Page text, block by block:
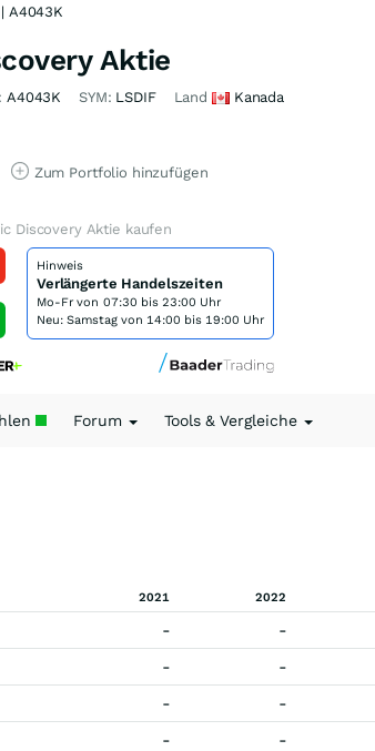
A4043K
Aktie
A4043K SYM: LSDIF Land Kanada
Zum Portfolio hinzufügen
Discovery Aktie kaufen
Hinweis
Verlängerte Handelszeiten
Mo-Fr von 07:30 bis 23:00 Uhr
Neu: Samstag von 14:00 bis 19:00 Uhr
Forum Tools & Vergleiche
2021 2022
- -
- -
- -
- -